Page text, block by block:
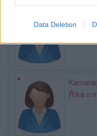
Data DeletionŘíká o
Říká o